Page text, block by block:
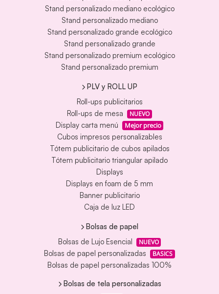
Stand personalizado mediano ecológico
Stand personalizado mediano
Stand personalizado grande ecológico
Stand personalizado grande
Stand personalizado premium ecológico
Stand personalizado premium
PLV y ROLL UP
Roll-ups publicitarios
Roll-ups de mesa
NUEVO
Display carta menú Mejor precio
Cubos impresos personalizables
Tótem publicitario de cubos apilados
Tótem publicitario triangular apilado
Displays
Displays en foam de 5 mm
Banner publicitario
Caja de luz LED
Bolsas de papel
Bolsas de Lujo Esencial
NUEVO
Bolsas de papel personalizadas BASICS
Bolsas de papel personalizadas 100%
Bolsas de tela personalizadas